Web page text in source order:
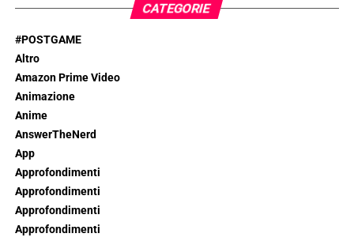
CATEGORIE
#POSTGAME
Altro
Amazon Prime Video
Animazione
Anime
AnswerTheNerd
App
Approfondimenti
Approfondimenti
Approfondimenti
Approfondimenti